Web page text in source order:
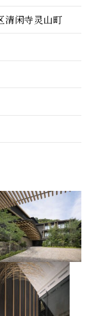
清闲寺灵山町